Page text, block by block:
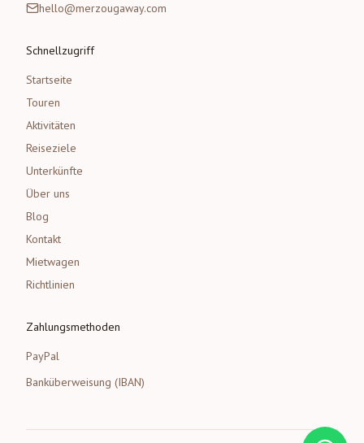
hello@merzougaway.com
Schnellzugriff
Startseite
Touren
Aktivitäten
Reiseziele
Unterkünfte
Über uns
Blog
Kontakt
Mietwagen
Richtlinien
Zahlungsmethoden
PayPal
Banküberweisung (IBAN)